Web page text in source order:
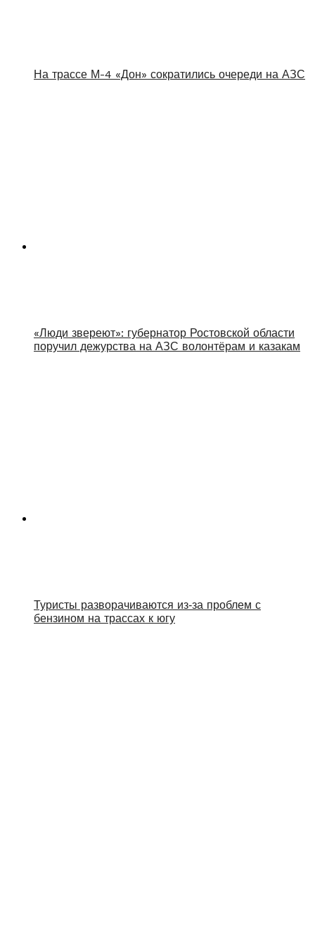
На трассе М-4 «Дон» сократились очереди на АЗС
«Люди звереют»: губернатор Ростовской области
поручил дежурства на АЗС волонтёрам и казакам
Туристы разворачиваются из‑за проблем с
бензином на трассах к югу